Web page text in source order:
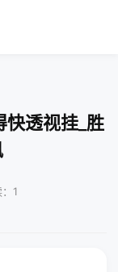
透视挂_胜
1